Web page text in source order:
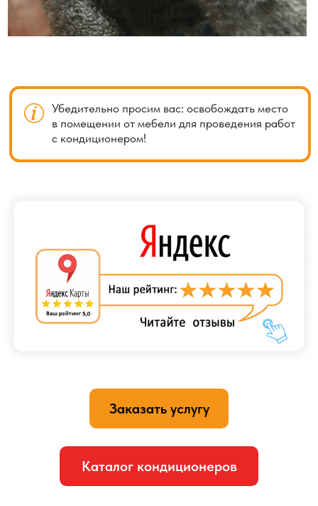
кондиционера. Этот подход применяется, когда
необходимо скрыть трубы и кабели, связанные
с кондиционером, для создания более эстетического
и аккуратного внешнего вида.
Процесс укладки коммуникаций в штробу требует
специальных инструментов и навыков. Сначала
на стене делается углубление в виде штробы,
в которую затем укладываются трубы и кабели. Затем
штроба закрывается и отделывается, чтобы быть
планирования и точности, чтобы избежать
повреждений стен и обеспечить безопасность